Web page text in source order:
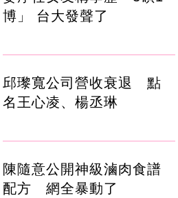
博」 台大發聲了
邱瓈寬公司營收衰退 點
名王心凌、楊丞琳
陳隨意公開神級滷肉食譜
配方 網全暴動了